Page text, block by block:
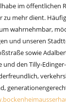
im öffentlichen
zu mehr dient.
wahrnehmbar,
und unseren
sowie
und den Tilly-